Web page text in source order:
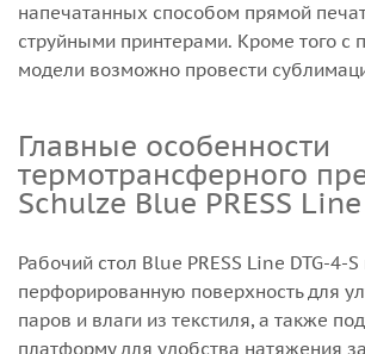
напечатанных способом прямой
струйными принтерами. Кроме того с
модели возможно провести
Главные особенности
термотрансферного
Schulze Blue PRESS Line
Рабочий стол Blue PRESS Line DTG-4-
перфорированную поверхность для
паров и влаги из текстиля, а также
платформу для удобства натяжения